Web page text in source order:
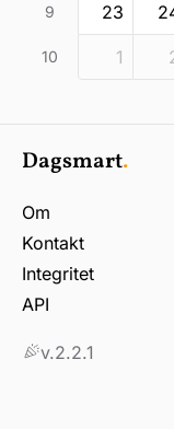
9 23
10 1
Dagsmart.
Om
Kontakt
Integritet
API
v.2.2.1